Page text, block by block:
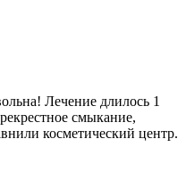
Лечение длилось 1
смыкание,
косметический центр.